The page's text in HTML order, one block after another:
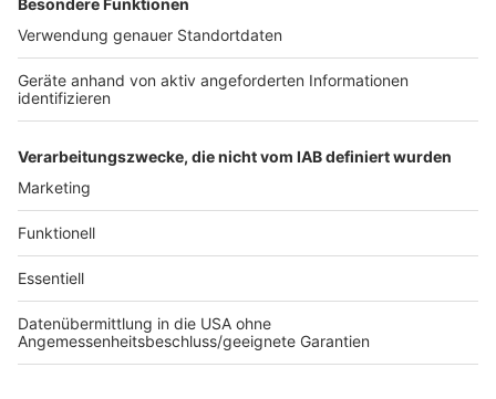
Kalendereintrag – er ist ein Aufruf, das
öfter in den Alltag zu integrieren. Mit der richtigen
Ausstattung machtFahrradfahrennicht nur mehr
Spaß, sondern ist auch sicherer und komfortabler.
Vielleicht ist genau jetzt der richtige Moment für ein
Anzeige